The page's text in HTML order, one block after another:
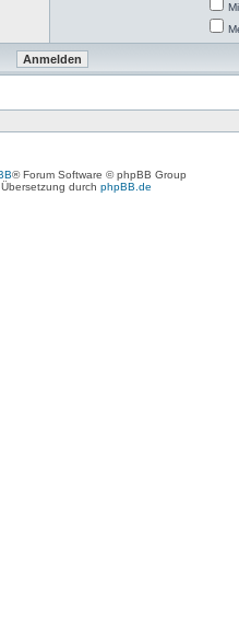
® Forum Software © phpBB Group
durch phpBB.de